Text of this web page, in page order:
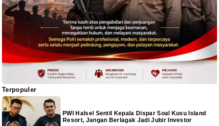
Terpopuler
PWI Halsel Sentil Kepala Dispar Soal Kusu Island
Resort, Jangan Berlagak Jadi Jubir Investor